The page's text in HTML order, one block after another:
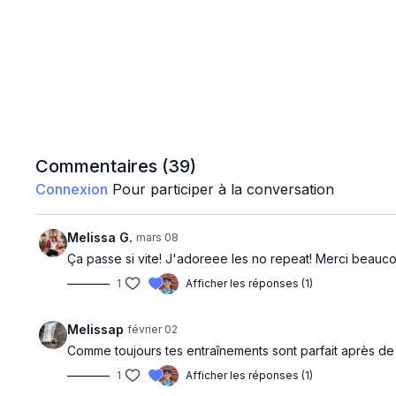
Commentaires (39)
Connexion Pour participer à la conversation
Melissa G. mars 08
Ça passe si vite! J'adoreee les no repeat! Merci
1 Afficher les réponses (1)
Melissap février 02
Comme toujours tes entraînements sont parfait après
1 Afficher les réponses (1)